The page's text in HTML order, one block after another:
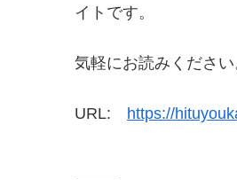
イトです。
気軽にお読みください
URL: https://